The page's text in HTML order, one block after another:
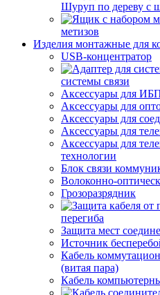
Шуруп по дереву с
метизов
Изделия монтажные для
USB-концентратор
системы связи
Аксессуары для
Аксессуары для
Аксессуары для
Аксессуары для
Аксессуары для
технологии
Блок связи
Волоконно-
Грозоразрядник
перегиба
Защита мест
Источник
Кабель
(витая пара)
Кабель